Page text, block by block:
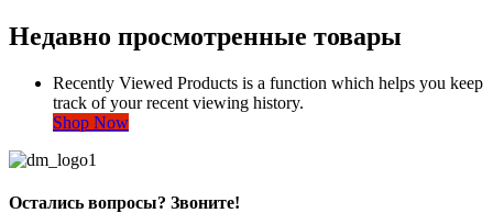
Недавно просмотренные товары
Recently Viewed Products is a function which helps you keep
track of your recent viewing history.
Shop Now
Остались вопросы? Звоните!